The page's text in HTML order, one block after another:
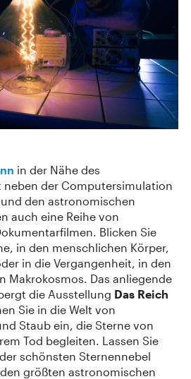
in der Nähe des
der Computersimulation
den astronomischen
auch eine Reihe von
Blicken Sie
in den menschlichen Körper,
in die Vergangenheit, in den
Makrokosmos. Das anliegende
die Ausstellung Das Reich
Sie in die Welt von
Staub ein, die Sterne von
Tod begleiten. Lassen Sie
schönsten Sternennebel
größten astronomischen